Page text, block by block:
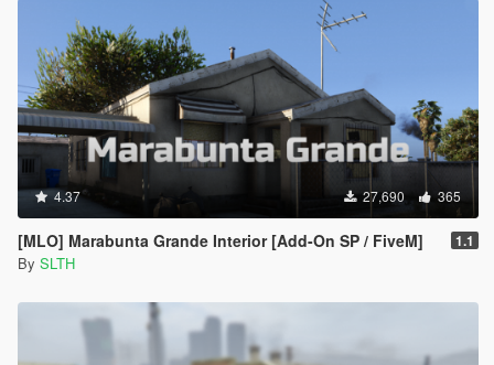
4.37 27,690 365
[MLO] Marabunta Grande Interior [Add-On SP / FiveM] 1.1
By SLTH